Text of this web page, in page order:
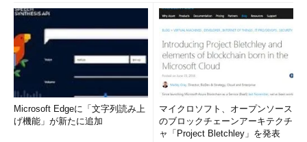
Microsoft Edgeに「文字列読み上
げ機能」が新たに追加
マイクロソフト、オープンソース
のブロックチェーンアーキテクチ
ャ「Project Bletchley」を発表